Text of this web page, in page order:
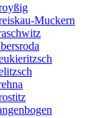
Muckern